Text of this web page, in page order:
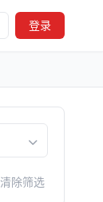
登录
清除筛选